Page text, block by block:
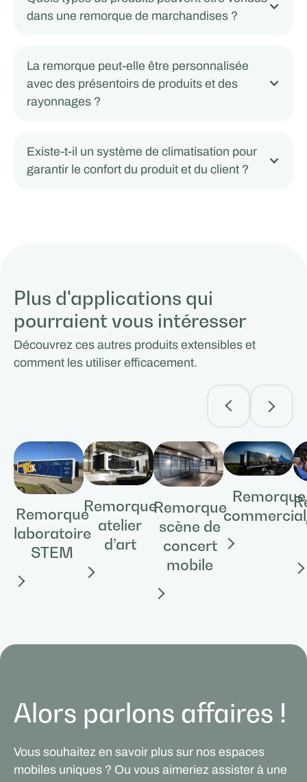
dans une remorque de marchandises ?
La remorque peut-elle être personnalisée
avec des présentoirs de produits et des
rayonnages ?
Existe-t-il un système de climatisation pour
garantir le confort du produit et du client ?
Plus d'applications qui
pourraient vous intéresser
Découvrez ces autres produits extensibles et
comment les utiliser efficacement.
Remorque
laboratoire
STEM
Remorque
atelier
d’art
Remorque
scène de
concert
mobile
Remorque
Alors parlons affaires !
Vous souhaitez en savoir plus sur nos espaces
mobiles uniques ? Ou vous aimeriez assister à une